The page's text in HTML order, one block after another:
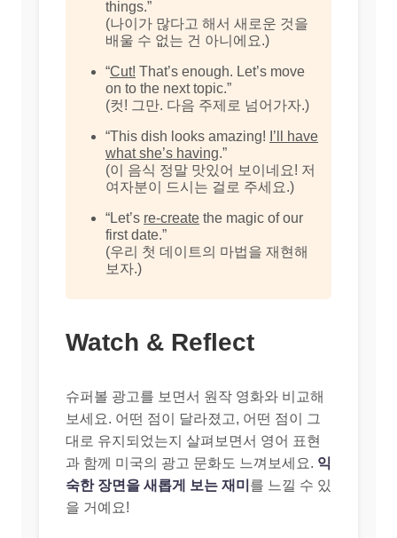
things.”
(나이가 많다고 해서 새로운 것을
배울 수 없는 건 아니에요.)
“Cut! That’s enough. Let’s move
on to the next topic.”
(컷! 그만. 다음 주제로 넘어가자.)
“This dish looks amazing! I’ll have
what she’s having.”
(이 음식 정말 맛있어 보이네요! 저
여자분이 드시는 걸로 주세요.)
“Let’s re-create the magic of our
first date.”
(우리 첫 데이트의 마법을 재현해
보자.)
Watch & Reflect
슈퍼볼 광고를 보면서 원작 영화와 비교해
보세요. 어떤 점이 달라졌고, 어떤 점이 그
대로 유지되었는지 살펴보면서 영어 표현
과 함께 미국의 광고 문화도 느껴보세요. 익
숙한 장면을 새롭게 보는 재미 를 느낄 수 있
을 거예요!